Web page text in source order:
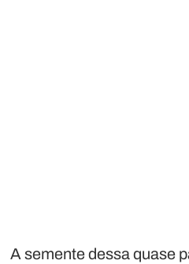
A semente dessa quase